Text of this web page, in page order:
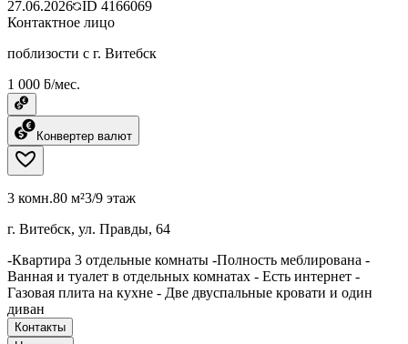
27.06.2026 ID 4166069
Контактное лицо
поблизости с г. Витебск
1 000 ƃ/мес.
Конвертер валют
3 комн.80 м²3/9 этаж
г. Витебск, ул. Правды, 64
-Квартира 3 отдельные комнаты -Полность меблирована -
Ванная и туалет в отдельных комнатах - Есть интернет -
Газовая плита на кухне - Две двуспальные кровати и один
диван
Контакты